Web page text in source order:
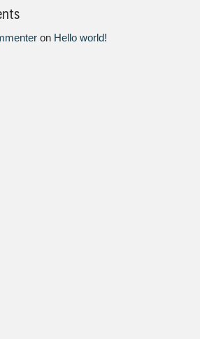
on Hello world!